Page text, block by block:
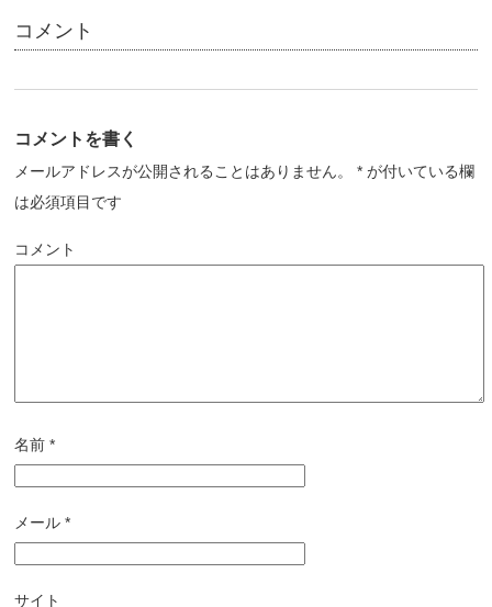
コメント
コメントを書く
メールアドレスが公開されることはありません。 * が付いている欄
は必須項目です
コメント
名前*
メール*
サイト